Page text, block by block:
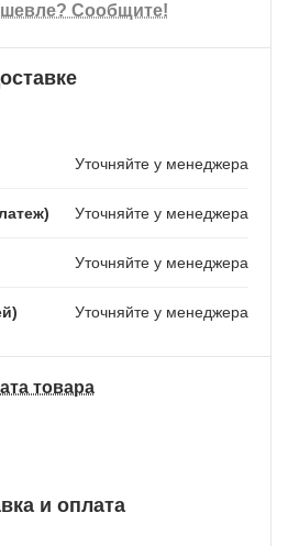
Сообщите!
Уточняйте у менеджера
Уточняйте у менеджера
Уточняйте у менеджера
Уточняйте у менеджера
товара
и оплата